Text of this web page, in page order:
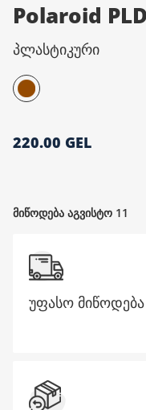
Polaroid
პლასტიკური
220.00 GEL
მიწოდება აგვისტო 11
აქსესუარები
მთავარი გვერდი
უფასო მიწოდება